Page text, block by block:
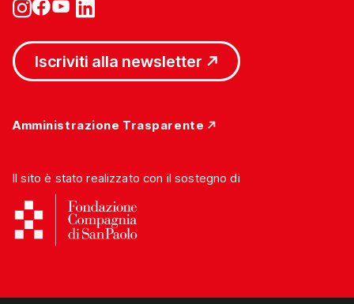
Iscriviti alla newsletter
Amministrazione Trasparente
Il sito è stato realizzato con il sostegno di